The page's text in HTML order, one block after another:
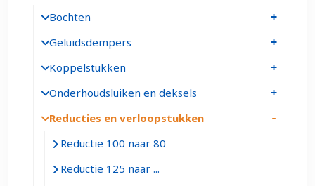
Bochten
Geluidsdempers
Koppelstukken
Onderhoudsluiken en deksels
Reducties en verloopstukken
Reductie 100 naar 80
Reductie 125 naar ...